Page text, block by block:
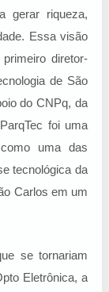
gerar riqueza,
Essa visão
diretor-
de São
do CNPq, da
foi uma
uma das
tecnológica da
Carlos em um
se tornariam
Eletrônica, a